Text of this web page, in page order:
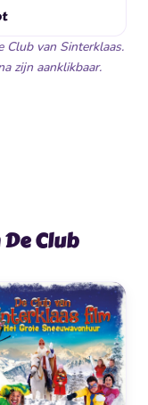
Club van Sinterklaas.
zijn aanklikbaar.
Club